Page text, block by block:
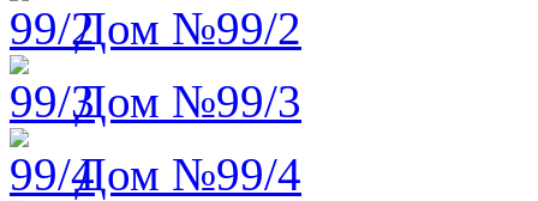
Дом №99/2
Дом №99/3
Дом №99/4